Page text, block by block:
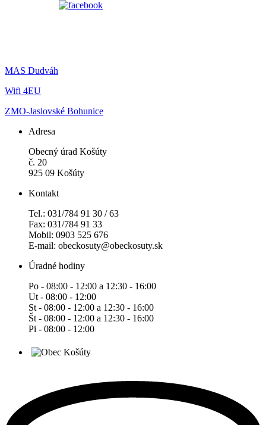
MAS Dudváh
Wifi 4EU
ZMO-Jaslovské Bohunice
Adresa
Obecný úrad Košúty
č. 20
925 09 Košúty
Kontakt
Tel.: 031/784 91 30 / 63
Fax: 031/784 91 33
Mobil: 0903 525 676
E-mail: obeckosuty@obeckosuty.sk
Úradné hodiny
Po - 08:00 - 12:00 a 12:30 - 16:00
Ut - 08:00 - 12:00
St - 08:00 - 12:00 a 12:30 - 16:00
Št - 08:00 - 12:00 a 12:30 - 16:00
Pi - 08:00 - 12:00